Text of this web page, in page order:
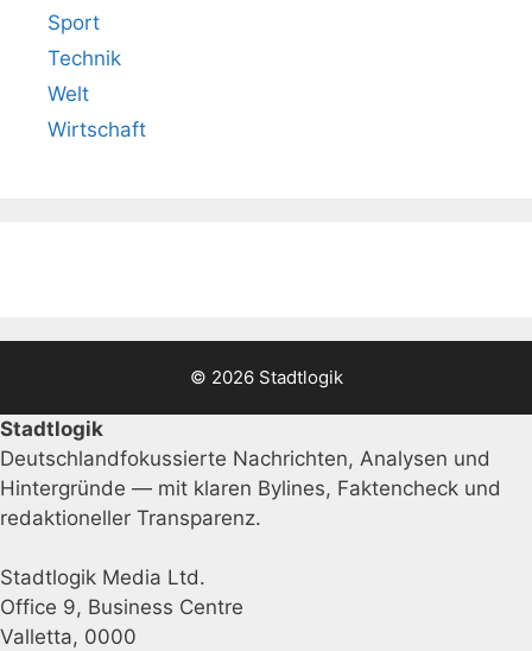
Sport
Technik
Welt
Wirtschaft
© 2026 Stadtlogik
Stadtlogik
Deutschlandfokussierte Nachrichten, Analysen und
Hintergründe — mit klaren Bylines, Faktencheck und
redaktioneller Transparenz.
Stadtlogik Media Ltd.
Office 9, Business Centre
Valletta, 0000